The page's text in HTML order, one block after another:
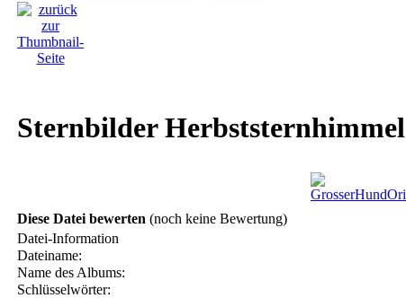
Sternbilder Herbststernhimmel
Diese Datei bewerten (noch keine Bewertung)
Datei-Information
Dateiname:
Name des Albums:
Schlüsselwörter: